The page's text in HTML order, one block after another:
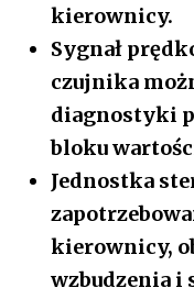
kierownicy.
Sygnał
czujnika
diagnostyki
bloku
Jednostka
kierownicy,
wzbudzenia